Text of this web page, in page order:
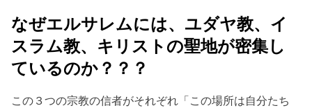
なぜエルサレムには、ユダヤ教、イ
スラム教、キリストの聖地が密集し
ているのか？？？
この３つの宗教の信者がそれぞれ「この場所は自分たち